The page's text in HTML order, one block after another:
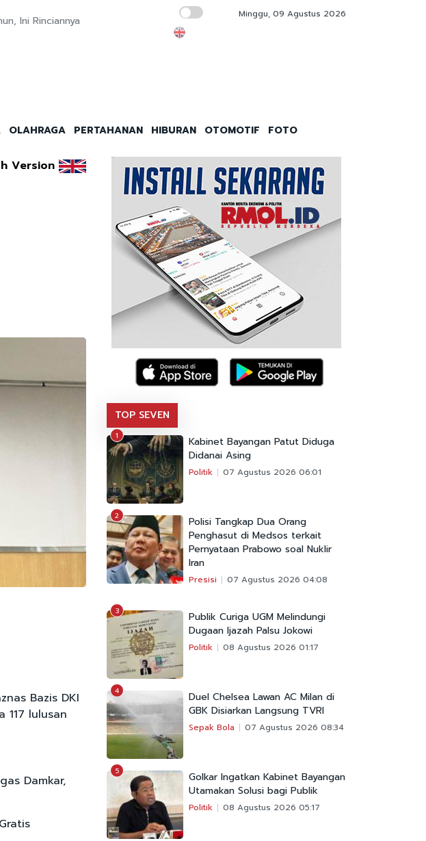
Ini Rinciannya Bayang-bayang Politik Transaksional dan
Minggu, 09 Agustus 2026
OLAHRAGA PERTAHANAN HIBURAN OTOMOTIF FOTO
Version
Bazis DKI
lulusan
Damkar,
TOP SEVEN
1
Kabinet Bayangan Patut Diduga
Didanai Asing
Politik 07 Agustus 2026 06:01
2
Polisi Tangkap Dua Orang
Penghasut di Medsos terkait
Pernyataan Prabowo soal Nuklir
Iran
Presisi 07 Agustus 2026 04:08
3
Publik Curiga UGM Melindungi
Dugaan Ijazah Palsu Jokowi
Politik 08 Agustus 2026 01:17
4
Duel Chelsea Lawan AC Milan di
GBK Disiarkan Langsung TVRI
Sepak Bola 07 Agustus 2026 08:34
5
Golkar Ingatkan Kabinet Bayangan
Utamakan Solusi bagi Publik
Politik 08 Agustus 2026 05:17